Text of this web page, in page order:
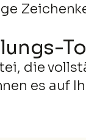
die
es auf